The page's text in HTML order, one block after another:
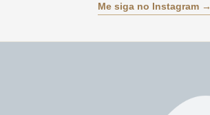
Me siga no Instagram →